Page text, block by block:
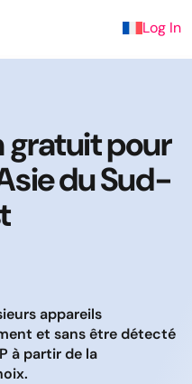
Log In
gratuit pour
du Sud-
appareils
et sans être détecté
à partir de la